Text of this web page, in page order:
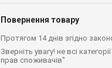
Повернення товару
Протягом 14 днів згідно
Зверніть увагу! не всі
прав споживачів"